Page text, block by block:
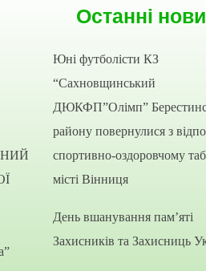
Останні
Юні футболісти КЗ
“Сахновщинський
ДЮКФП”Олімп”
району повернулися з
спортивно-оздоровчому
місті Вінниця
День вшанування пам’яті
Захисників та Захисниць